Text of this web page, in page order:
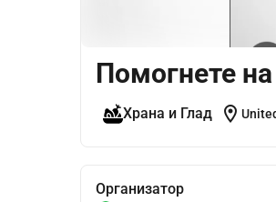
Помогнете
Храна и Глад location_on
Организатор